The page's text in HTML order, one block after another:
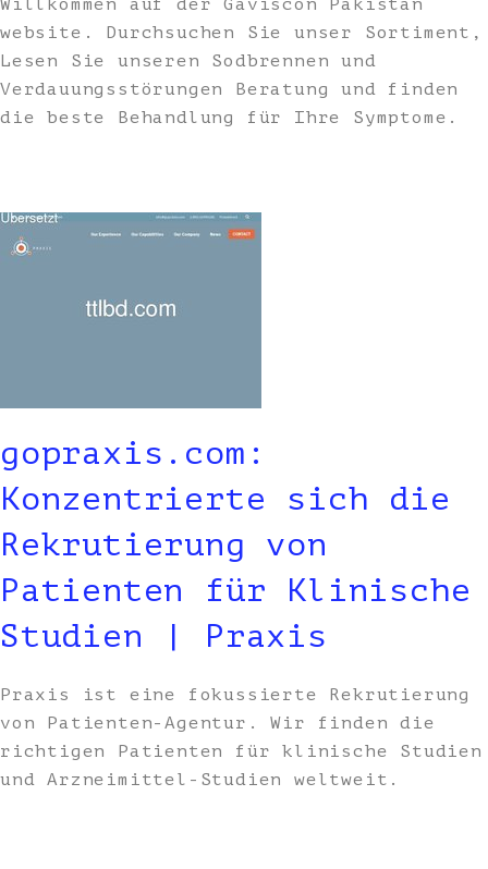
Willkommen auf der Gaviscon Pakistan
website. Durchsuchen Sie unser Sortiment,
Lesen Sie unseren Sodbrennen und
Verdauungsstörungen Beratung und finden
die beste Behandlung für Ihre Symptome.
gopraxis.com:
Konzentrierte sich die
Rekrutierung von
Patienten für Klinische
Studien | Praxis
Praxis ist eine fokussierte Rekrutierung
von Patienten-Agentur. Wir finden die
richtigen Patienten für klinische Studien
und Arzneimittel-Studien weltweit.